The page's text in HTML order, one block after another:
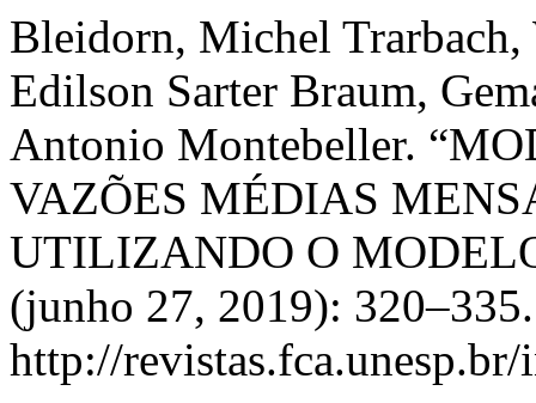
Bleidorn, Michel Trarbach,
Edilson Sarter Braum,
Antonio Montebeller.
VAZÕES MÉDIAS
UTILIZANDO O
(junho 27, 2019):
http://